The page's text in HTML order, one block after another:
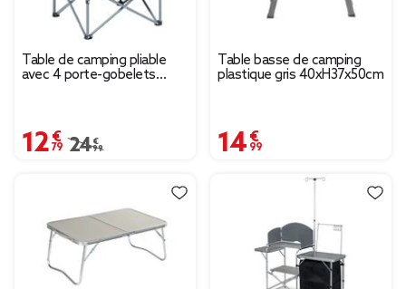
Table de camping pliable
avec 4 porte-gobelets
12,79 €
Prix remisé de 24,99 € à 12,79 €
24,99 €
Table basse de camping
plastique gris 40xH37x50cm
14,99 €